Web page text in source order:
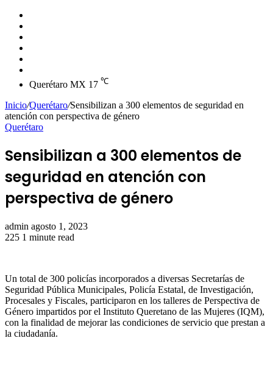
Querétaro MX 17 ℃
Inicio/Querétaro/Sensibilizan a 300 elementos de seguridad en
atención con perspectiva de género
Querétaro
Sensibilizan a 300 elementos de
seguridad en atención con
perspectiva de género
admin Send
an
agosto 1, 2023
225 1 minute read
Un total de 300 policías incorporados a diversas Secretarías de
Seguridad Pública Municipales, Policía Estatal, de Investigación,
Procesales y Fiscales, participaron en los talleres de Perspectiva de
Género impartidos por el Instituto Queretano de las Mujeres (IQM),
con la finalidad de mejorar las condiciones de servicio que prestan a
la ciudadanía.